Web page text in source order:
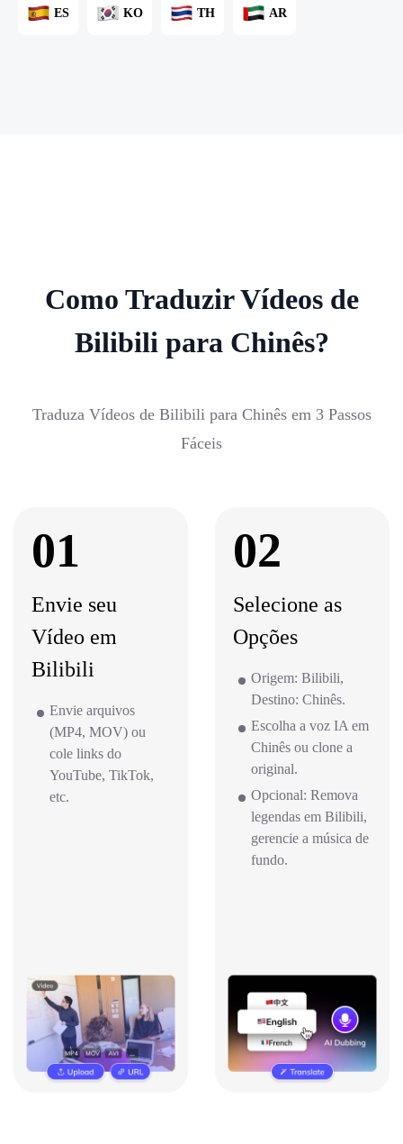
ES KO TH AR
Como Traduzir Vídeos de
Bilibili para Chinês?
Traduza Vídeos de Bilibili para Chinês em 3 Passos
Fáceis
01
Envie seu
Vídeo em
Bilibili
Envie arquivos
(MP4, MOV) ou
cole links do
YouTube, TikTok,
etc.
02
Selecione as
Opções
Origem: Bilibili,
Destino: Chinês.
Escolha a voz IA em
Chinês ou clone a
original.
Opcional: Remova
legendas em Bilibili,
gerencie a música de
fundo.